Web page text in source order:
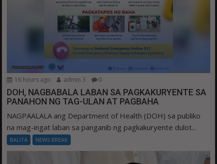
16 hours ago admin 3 0
DOH, NAGBABALA LABAN SA PAGKAKURYENTE SA
PANAHON NG TAG-ULAN AT PAGBAHA
NAGPAALALA ang Department of Health (DOH) sa publiko
na mag-ingat laban sa panganib ng pagkakuryente dulot...
BALITA NEWS BREAK